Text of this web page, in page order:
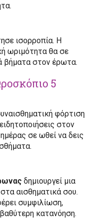
ισορροπία. Η
ωριμότητα θα σε
βήματα στον έρωτα.
5
φόρτιση
στον
σε ωθεί να δεις
δημιουργεί μια
αισθηματικά σου.
συμφιλίωση,
κατανόηση.